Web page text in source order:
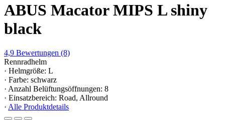
ABUS Macator MIPS L shiny
black
4,9 Bewertungen (8)
Rennradhelm
· Helmgröße: L
· Farbe: schwarz
· Anzahl Belüftungsöffnungen: 8
· Einsatzbereich: Road, Allround
· Alle Produktdetails